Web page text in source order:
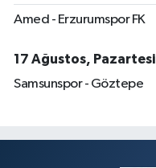
Amed - Erzurumspor FK
17 Ağustos, Pazartesi
Samsunspor - Göztepe